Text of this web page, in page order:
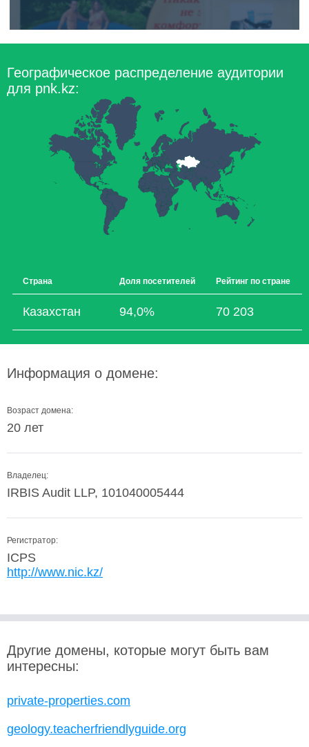
Географическое распределение аудитории
для pnk.kz:
Страна Доля посетителей Рейтинг по стране
Казахстан 94,0% 70 203
Информация о домене:
Возраст домена:
20 лет
Владелец:
IRBIS Audit LLP, 101040005444
Регистратор:
ICPS
http://www.nic.kz/
Другие домены, которые могут быть вам
интересны:
private-properties.com
geology.teacherfriendlyguide.org